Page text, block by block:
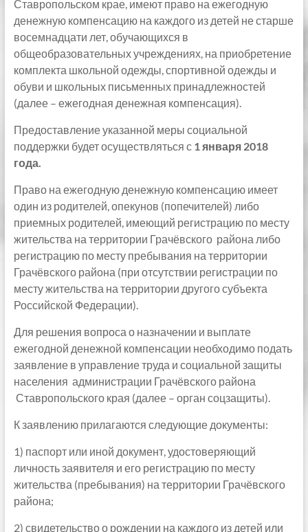
Ставропольском крае, имеют право на ежегодную
денежную компенсацию на каждого из детей не старше
восемнадцати лет, обучающихся в
общеобразовательных учреждениях, на приобретение
комплекта школьной одежды, спортивной одежды и
обуви и школьных письменных принадлежностей
(далее – ежегодная денежная компенсация).
Предоставление указанной меры социальной
поддержки будет осуществляться с 1 января 2018
года.
Право на ежегодную денежную компенсацию имеет
один из родителей, опекунов (попечителей) либо
приемных родителей, имеющий регистрацию по месту
жительства на территории Грачёвского района либо
регистрацию по месту пребывания на территории
Грачёвского района (при отсутствии регистрации по
месту жительства на территории другого субъекта
Российской Федерации).
Для решения вопроса о назначении и выплате
ежегодной денежной компенсации необходимо подать
заявление в управление труда и социальной защиты
населения администрации Грачёвского района
Ставропольского края (далее – орган соцзащиты).
К заявлению прилагаются следующие документы:
1) паспорт или иной документ, удостоверяющий
личность заявителя и его регистрацию по месту
жительства (пребывания) на территории Грачёвского
района;
2) свидетельство о рождении на каждого из детей или